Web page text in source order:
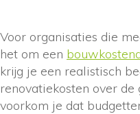
Voor organisaties die
het om een
krijg je een realistisch
renovatiekosten over
voorkom je dat